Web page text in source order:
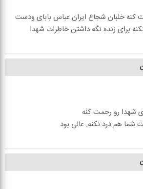
کنه خلبان شجاع ایران عباس بابای ودست